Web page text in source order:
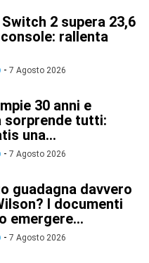
2 supera 23,6
rallenta
- 7 Agosto 2026
30 anni e
sorprende tutti:
una...
- 7 Agosto 2026
guadagna davvero
I documenti
emergere...
- 7 Agosto 2026